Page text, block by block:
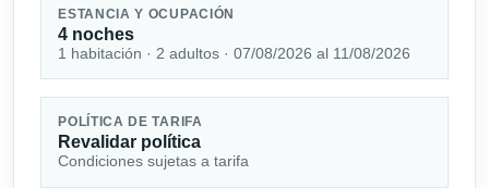
ESTANCIA Y OCUPACIÓN
4 noches
1 habitación · 2 adultos · 07/08/2026 al 11/08/2026
POLÍTICA DE TARIFA
Revalidar política
Condiciones sujetas a tarifa